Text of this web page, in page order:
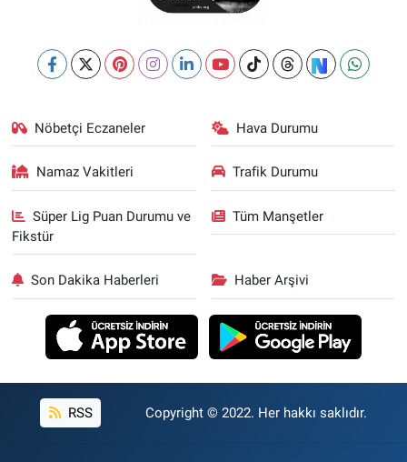
Nöbetçi Eczaneler Hava Durumu
Namaz Vakitleri Trafik Durumu
Süper Lig Puan Durumu ve
Fikstür
Tüm Manşetler
Son Dakika Haberleri Haber Arşivi
RSS Copyright © 2022. Her hakkı saklıdır.